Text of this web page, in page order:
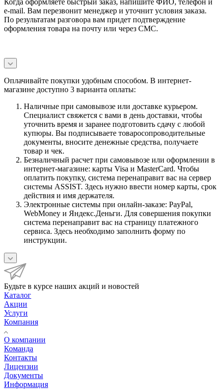
e-mail. Вам перезвонит менеджер и уточнит условия заказа.
По результатам разговора вам придет подтверждение
оформления товара на почту или через СМС.
Оплачивайте покупки удобным способом. В интернет-
магазине доступно 3 варианта оплаты:
Наличные при самовывозе или доставке курьером.
Специалист свяжется с вами в день доставки, чтобы
уточнить время и заранее подготовить сдачу с любой
купюры. Вы подписываете товаросопроводительные
документы, вносите денежные средства, получаете
товар и чек.
Безналичный расчет при самовывозе или оформлении в
интернет-магазине: карты Visa и MasterCard. Чтобы
оплатить покупку, система перенаправит вас на сервер
системы ASSIST. Здесь нужно ввести номер карты, срок
действия и имя держателя.
Электронные системы при онлайн-заказе: PayPal,
WebMoney и Яндекс.Деньги. Для совершения покупки
система перенаправит вас на страницу платежного
сервиса. Здесь необходимо заполнить форму по
инструкции.
Будьте в курсе наших акций и новостей
Каталог
Акции
Услуги
Компания
О компании
Команда
Контакты
Лицензии
Документы
Информация